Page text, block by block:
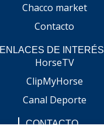
Chacco market
Contacto
ENLACES DE INTERÉS
HorseTV
ClipMyHorse
Canal Deporte
CONTACTO